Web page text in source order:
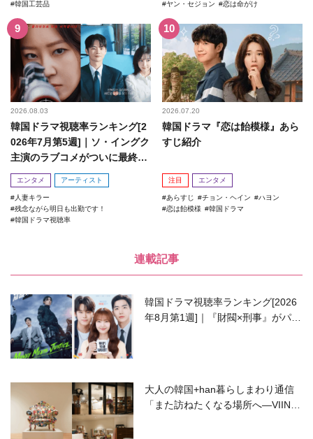
韓国工芸品 ヤン・セジョン 恋は命がけ
2026.08.03
韓国ドラマ視聴率ランキング[2
026年7月第5週]｜ソ・イングク
主演のラブコメがついに最終
回！
エンタメ アーティスト
人妻キラー
残念ながら明日も出勤です！
韓国ドラマ視聴率
2026.07.20
韓国ドラマ『恋は飴模様』あら
すじ紹介
注目 エンタメ
あらすじ チョン・ヘイン
ハヨン
恋は飴模様
韓国ドラマ
連載記事
韓国ドラマ視聴率ランキング[2026
年8月第1週]｜『財閥×刑事』がパワ
大人の韓国+han暮らしまわり通信
「また訪ねたくなる場所へ―VIIN C